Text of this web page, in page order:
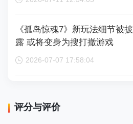
《孤岛惊魂7》新玩法细节被披
露 或将变身为搜打撤游戏
2026-07-07 17:58:04
评分与评价